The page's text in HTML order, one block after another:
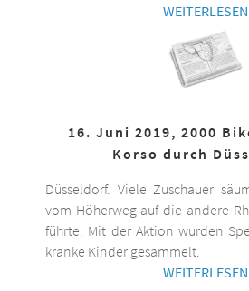
WEITERLESEN
16. Juni 2019, 2000
Korso durch
Düsseldorf. Viele Zuschauer
vom Höherweg auf die andere
führte. Mit der Aktion wurden
kranke Kinder gesammelt.
WEITERLESEN